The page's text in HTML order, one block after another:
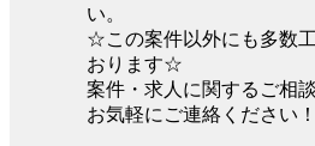
い。
☆この案件以外にも多数
おります☆
案件・求人に関するご相
お気軽にご連絡ください！